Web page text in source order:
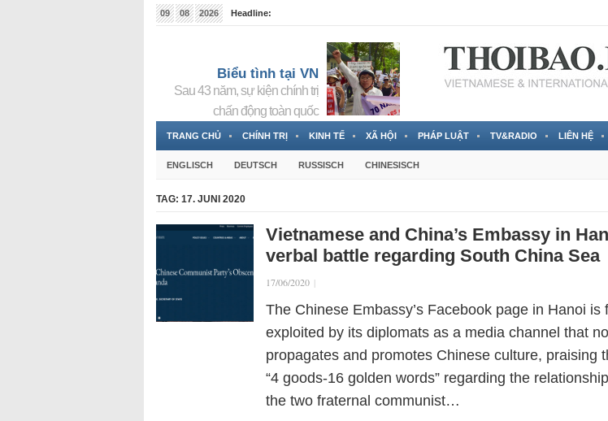
09 08 2026
Headline:
Biểu tình tại VN
Sau 43 năm, sự kiện chính trị
chấn động toàn quốc
TRANG CHỦ CHÍNH TRỊ KINH TẾ XÃ HỘI PHÁP LUẬT TV&RADIO LIÊN HỆ
ENGLISCH DEUTSCH RUSSISCH CHINESISCH
TAG: 17. JUNI 2020
Vietnamese and China’s Embassy in
verbal battle regarding South China Sea
17/06/2020 |
The Chinese Embassy’s Facebook page in Hanoi is
exploited by its diplomats as a media channel that
propagates and promotes Chinese culture, praising
“4 goods-16 golden words” regarding the
the two fraternal communist…